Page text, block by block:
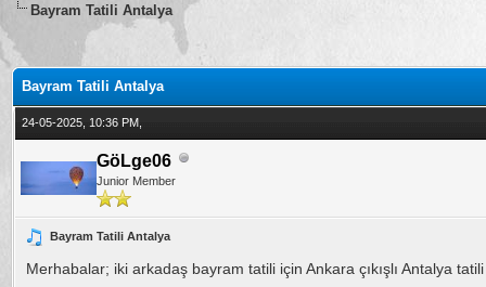
Bayram Tatili Antalya
0
Bayram Tatili Antalya
24-05-2025, 10:36 PM,
GöLge06
Junior Member
Bayram Tatili Antalya
Merhabalar; iki arkadaş bayram tatili için Ankara çıkışlı Antalya